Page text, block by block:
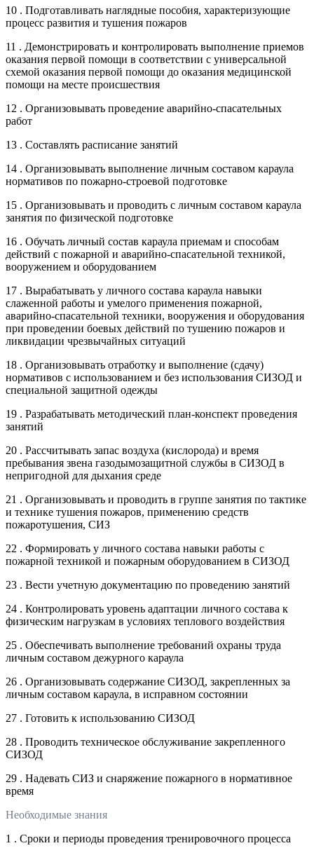
10 . Подготавливать наглядные пособия, характеризующие
процесс развития и тушения пожаров
11 . Демонстрировать и контролировать выполнение приемов
оказания первой помощи в соответствии с универсальной
схемой оказания первой помощи до оказания медицинской
помощи на месте происшествия
12 . Организовывать проведение аварийно-спасательных
работ
13 . Составлять расписание занятий
14 . Организовывать выполнение личным составом караула
нормативов по пожарно-строевой подготовке
15 . Организовывать и проводить с личным составом караула
занятия по физической подготовке
16 . Обучать личный состав караула приемам и способам
действий с пожарной и аварийно-спасательной техникой,
вооружением и оборудованием
17 . Вырабатывать у личного состава караула навыки
слаженной работы и умелого применения пожарной,
аварийно-спасательной техники, вооружения и оборудования
при проведении боевых действий по тушению пожаров и
ликвидации чрезвычайных ситуаций
18 . Организовывать отработку и выполнение (сдачу)
нормативов с использованием и без использования СИЗОД и
специальной защитной одежды
19 . Разрабатывать методический план-конспект проведения
занятий
20 . Рассчитывать запас воздуха (кислорода) и время
пребывания звена газодымозащитной службы в СИЗОД в
непригодной для дыхания среде
21 . Организовывать и проводить в группе занятия по тактике
и технике тушения пожаров, применению средств
пожаротушения, СИЗ
22 . Формировать у личного состава навыки работы с
пожарной техникой и пожарным оборудованием в СИЗОД
23 . Вести учетную документацию по проведению занятий
24 . Контролировать уровень адаптации личного состава к
физическим нагрузкам в условиях теплового воздействия
25 . Обеспечивать выполнение требований охраны труда
личным составом дежурного караула
26 . Организовывать содержание СИЗОД, закрепленных за
личным составом караула, в исправном состоянии
27 . Готовить к использованию СИЗОД
28 . Проводить техническое обслуживание закрепленного
СИЗОД
29 . Надевать СИЗ и снаряжение пожарного в нормативное
время
Необходимые знания
1 . Сроки и периоды проведения тренировочного процесса